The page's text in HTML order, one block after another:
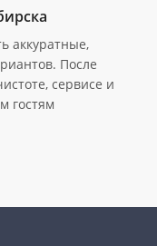
аккуратные,
После
сервисе и
гостям